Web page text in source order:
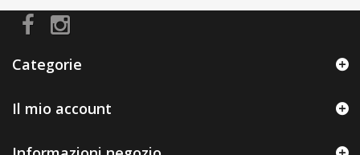
Categorie
Il mio account